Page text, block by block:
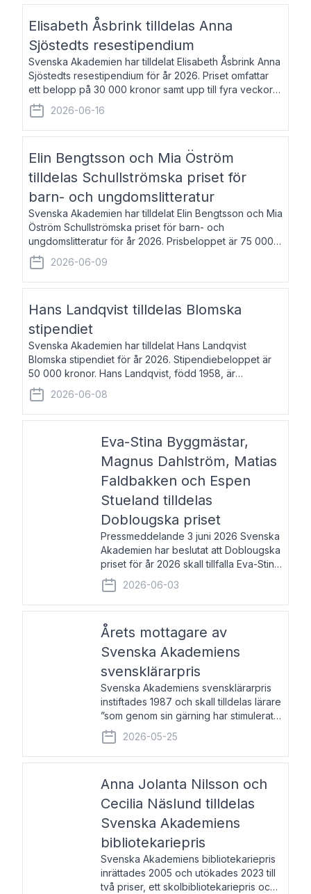
Elisabeth Åsbrink tilldelas Anna
Sjöstedts resestipendium
Svenska Akademien har tilldelat Elisabeth Åsbrink Anna
Sjöstedts resestipendium för år 2026. Priset omfattar
ett belopp på 30 000 kronor samt upp till fyra veckors
fri vistelse i Akademiens lägenhet i Berlin. Elisabeth
Åsbrink, född 1965 oc
2026-06-16
Elin Bengtsson och Mia Öström
tilldelas Schullströmska priset för
barn- och ungdomslitteratur
Svenska Akademien har tilldelat Elin Bengtsson och Mia
Öström Schullströmska priset för barn- och
ungdomslitteratur för år 2026. Prisbeloppet är 75 000
kronor vardera. Elin Bengtsson, född 1987, är författare
och forskare i genusvetenskap.
2026-06-09
Hans Landqvist tilldelas Blomska
stipendiet
Svenska Akademien har tilldelat Hans Landqvist
Blomska stipendiet för år 2026. Stipendiebeloppet är
50 000 kronor. Hans Landqvist, född 1958, är
professor i svenska vid Göteborgs universitet. Han
disputerade år 2000 på avhandlingen Författn
2026-06-08
Eva-Stina Byggmästar,
Magnus Dahlström, Matias
Faldbakken och Espen
Stueland tilldelas
Doblougska priset
Pressmeddelande 3 juni 2026 Svenska
Akademien har beslutat att Doblougska
priset för år 2026 skall tillfalla Eva-Stina
Byggmästar, Magnus Dahlström, Matias
Faldbakken samt Espen Stueland.
Prisbeloppet är 200 000 svenska
2026-06-03
Årets mottagare av
Svenska Akademiens
svensklärarpris
Svenska Akademiens svensklärarpris
instiftades 1987 och skall tilldelas lärare
”som genom sin gärning har stimulerat
intresset hos unga människor för
svenska språket och litteraturen”.
Prisutdelning och samtal med
2026-05-25
Anna Jolanta Nilsson och
Cecilia Näslund tilldelas
Svenska Akademiens
bibliotekariepris
Svenska Akademiens bibliotekariepris
inrättades 2005 och utökades 2023 till
två priser, ett skolbibliotekariepris och